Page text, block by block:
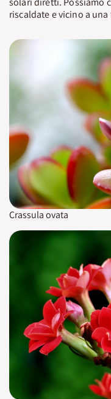
riscaldate e vicino a
Crassula ovata